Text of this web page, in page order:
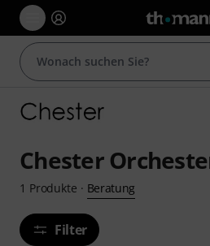
Chester
1 Produkte · Beratung
Filter